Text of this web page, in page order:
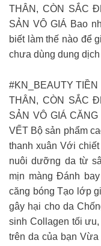
THÂN, CÒN SẮC
SẢN VÔ GIÁ Bao
biết làm thế nào để
chưa dùng dung
#KN_BEAUTY
THÂN, CÒN SẮC
SẢN VÔ GIÁ
VẾT Bộ sản phẩm
thanh xuân Với
nuôi dưỡng da từ
mịn màng Đánh
căng bóng Tạo lớp
gây hại cho da
sinh Collagen tối
trên da của bạn